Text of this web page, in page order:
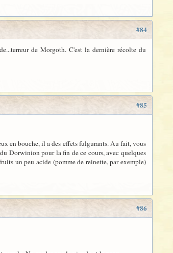
#84
de Morgoth. C'est la dernière récolte du
#85
en bouche, il a des effets fulgurants. Au fait, vous
Dorwinion pour la fin de ce cours, avec quelques
un peu acide (pomme de reinette, par exemple)
#86